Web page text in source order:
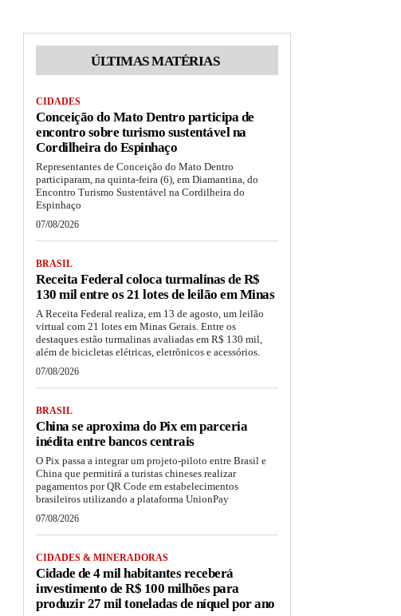
ÚLTIMAS MATÉRIAS
CIDADES
Conceição do Mato Dentro participa de
encontro sobre turismo sustentável na
Cordilheira do Espinhaço
Representantes de Conceição do Mato Dentro
participaram, na quinta-feira (6), em Diamantina, do
Encontro Turismo Sustentável na Cordilheira do
Espinhaço
07/08/2026
BRASIL
Receita Federal coloca turmalinas de R$
130 mil entre os 21 lotes de leilão em Minas
A Receita Federal realiza, em 13 de agosto, um leilão
virtual com 21 lotes em Minas Gerais. Entre os
destaques estão turmalinas avaliadas em R$ 130 mil,
além de bicicletas elétricas, eletrônicos e acessórios.
07/08/2026
BRASIL
China se aproxima do Pix em parceria
inédita entre bancos centrais
O Pix passa a integrar um projeto-piloto entre Brasil e
China que permitirá a turistas chineses realizar
pagamentos por QR Code em estabelecimentos
brasileiros utilizando a plataforma UnionPay
07/08/2026
CIDADES & MINERADORAS
Cidade de 4 mil habitantes receberá
investimento de R$ 100 milhões para
produzir 27 mil toneladas de níquel por ano